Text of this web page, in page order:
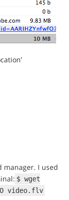
manager. I used
$ wget
video.flv